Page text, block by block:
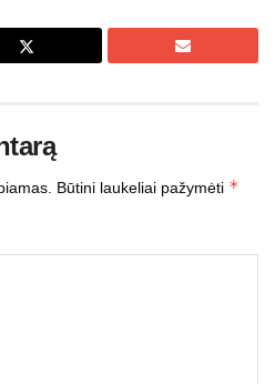
Būtini laukeliai pažymėti *